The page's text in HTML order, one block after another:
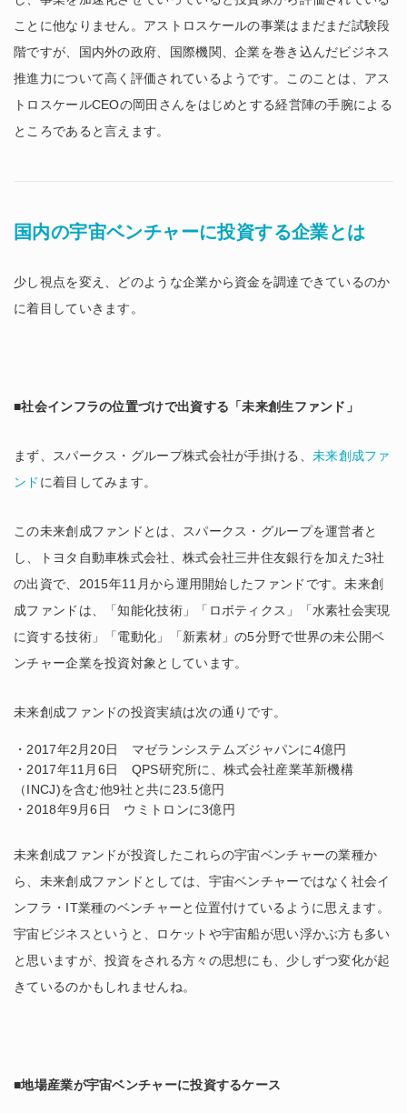
ことに他なりません。アストロスケールの事業はまだまだ試験段
階ですが、国内外の政府、国際機関、企業を巻き込んだビジネス
推進力について高く評価されているようです。このことは、アス
トロスケールCEOの岡田さんをはじめとする経営陣の手腕による
ところであると言えます。
国内の宇宙ベンチャーに投資する企業とは
少し視点を変え、どのような企業から資金を調達できているのか
に着目していきます。
■社会インフラの位置づけで出資する「未来創生ファンド」
まず、スパークス・グループ株式会社が手掛ける、 未来創成ファ
ンド に着目してみます。
この未来創成ファンドとは、スパークス・グループを運営者と
し、トヨタ自動車株式会社、株式会社三井住友銀行を加えた3社
の出資で、2015年11月から運用開始したファンドです。未来創
成ファンドは、「知能化技術」「ロボティクス」「水素社会実現
に資する技術」「電動化」「新素材」の5分野で世界の未公開ベ
ンチャー企業を投資対象としています。
未来創成ファンドの投資実績は次の通りです。
・2017年2月20日 マゼランシステムズジャパンに4億円
・2017年11月6日 QPS研究所に、株式会社産業革新機構
（INCJ)を含む他9社と共に23.5億円
・2018年9月6日 ウミトロンに3億円
未来創成ファンドが投資したこれらの宇宙ベンチャーの業種か
ら、未来創成ファンドとしては、宇宙ベンチャーではなく社会イ
ンフラ・IT業種のベンチャーと位置付けているように思えます。
宇宙ビジネスというと、ロケットや宇宙船が思い浮かぶ方も多い
と思いますが、投資をされる方々の思想にも、少しずつ変化が起
きているのかもしれませんね。
■地場産業が宇宙ベンチャーに投資するケース